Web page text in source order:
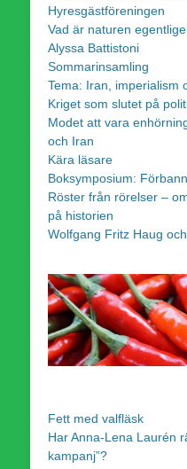
Hyresgästföreningen
Vad är naturen
Alyssa Battistoni
Sommarinsamling
Tema: Iran, imperialism
Kriget som slutet på
Modet att vara
och Iran
Kära läsare
Boksymposium:
Röster från rörelser –
på historien
Wolfgang Fritz Haug
Fett med valfläsk
Har Anna-Lena Laurén
kampanj”?